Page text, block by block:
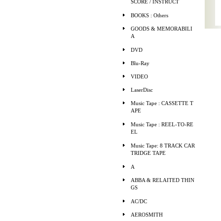
SCORE / INSTRUCT
BOOKS : Others
GOODS & MEMORABILI
A
DVD
Blu-Ray
VIDEO
LaserDisc
Music Tape : CASSETTE T
APE
Music Tape : REEL-TO-RE
EL
Music Tape: 8 TRACK CAR
TRIDGE TAPE
A
ABBA & RELAITED THIN
GS
AC/DC
AEROSMITH